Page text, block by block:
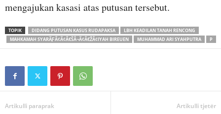
mengajukan kasasi atas putusan tersebut.
TOPIK DIDANG PUTUSAN KASUS RUDAPAKSA
LBH KEADILAN TANAH RENCONG
MAHKAMAH SYARÃƑÂ¢Ã¢Â€ŠÂ¬Ã¢Â€ŽÂ¢IYAH BIREUEN
MUHAMMAD ARI SYAHPUTRA P
Artikulli paraprak Artikulli tjetër